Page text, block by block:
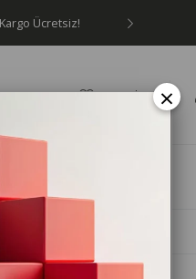
Ücretsiz!
Favoriler ×